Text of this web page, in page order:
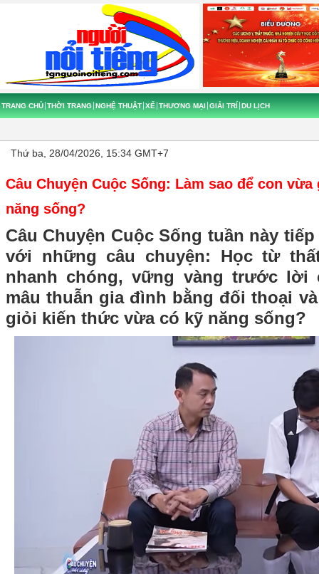
TRANG CHỦ THỜI TRANG NGHỆ THUẬT XẾ THƯƠNG MẠI GIẢI TRÍ DU LỊCH
Thứ ba, 28/04/2026, 15:34 GMT+7
Câu Chuyện Cuộc Sống: Làm sao để con
năng sống?
Câu Chuyện Cuộc Sống tuần này
với những câu chuyện: Học từ
nhanh chóng, vững vàng trước lời
mâu thuẫn gia đình bằng đối thoại
giỏi kiến thức vừa có kỹ năng sống?